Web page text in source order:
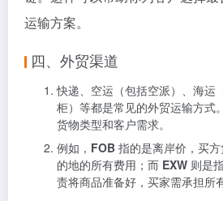
运输方案。
四、外贸渠道
快递、空运（包括空派）、海运
柜）等都是常见的外贸运输方式
货物类型和客户需求。
例如， FOB 指的是离岸价，买
的地的所有费用；而 EXW 则是
责将商品准备好，买家需承担所